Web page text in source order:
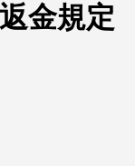
金規定